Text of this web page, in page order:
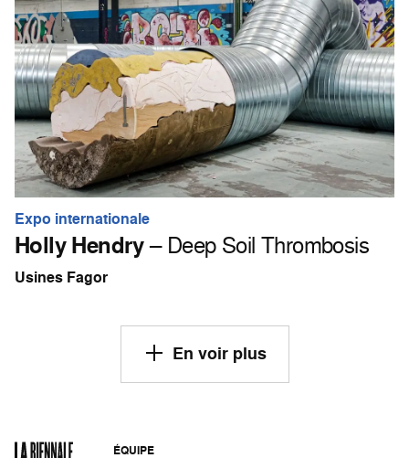
Expo internationale
Holly Hendry– Deep Soil Thrombosis
Usines Fagor
En voir plus
ÉQUIPE